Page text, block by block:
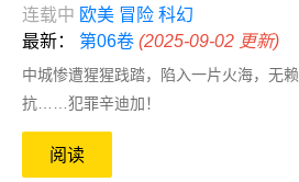
连载中 欧美 冒险 科幻
最新： 第06卷 (2025-09-02 更新)
中城惨遭猩猩践踏，陷入一片火海，无
抗……犯罪辛迪加！
阅读